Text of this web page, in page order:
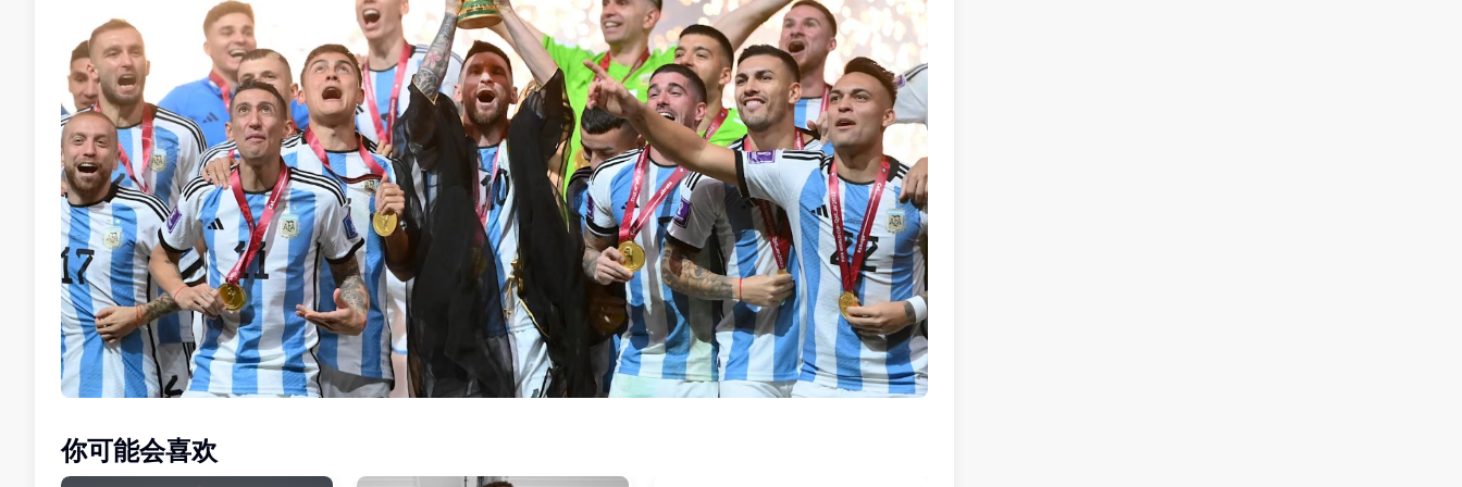
你可能会喜欢